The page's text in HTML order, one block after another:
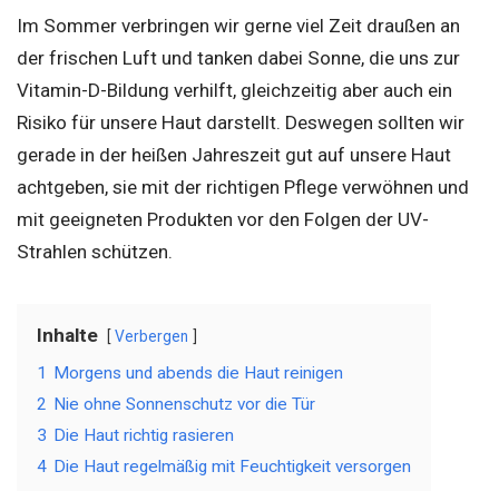
Im Sommer verbringen wir gerne viel Zeit draußen an
der frischen Luft und tanken dabei Sonne, die uns zur
Vitamin-D-Bildung verhilft, gleichzeitig aber auch ein
Risiko für unsere Haut darstellt. Deswegen sollten wir
gerade in der heißen Jahreszeit gut auf unsere Haut
achtgeben, sie mit der richtigen Pflege verwöhnen und
mit geeigneten Produkten vor den Folgen der UV-
Strahlen schützen.
Inhalte Verbergen
1 Morgens und abends die Haut reinigen
2 Nie ohne Sonnenschutz vor die Tür
3 Die Haut richtig rasieren
4 Die Haut regelmäßig mit Feuchtigkeit versorgen